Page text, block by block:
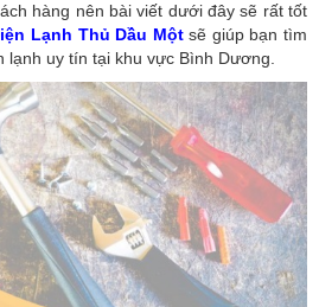
hàng nên bài viết dưới đây sẽ rất tốt
Lạnh Thủ Dầu Một sẽ giúp bạn tìm
uy tín tại khu vực Bình Dương.